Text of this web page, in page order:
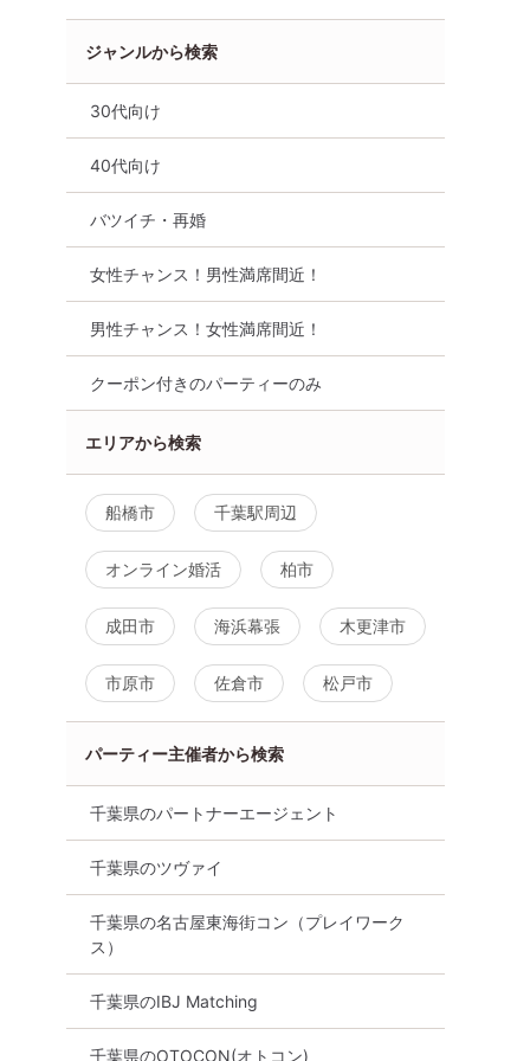
ジャンルから検索
30代向け
40代向け
バツイチ・再婚
女性チャンス！男性満席間近！
男性チャンス！女性満席間近！
クーポン付きのパーティーのみ
エリアから検索
船橋市 千葉駅周辺
オンライン婚活 柏市
成田市 海浜幕張 木更津市
市原市 佐倉市 松戸市
パーティー主催者から検索
千葉県のパートナーエージェント
千葉県のツヴァイ
千葉県の名古屋東海街コン（プレイワーク
ス）
千葉県のIBJ Matching
千葉県のOTOCON(オトコン)